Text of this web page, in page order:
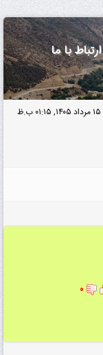
ارتباط با ما
۱۵ مرداد ۱۴۰۵, ۰۱:۱۵ ب.ظ
۰